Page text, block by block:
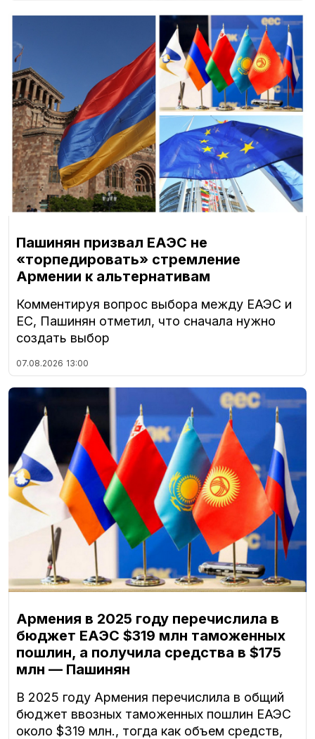
Пашинян призвал ЕАЭС не
«торпедировать» стремление
Армении к альтернативам
Комментируя вопрос выбора между ЕАЭС и
ЕС, Пашинян отметил, что сначала нужно
создать выбор
07.08.2026 13:00
Армения в 2025 году перечислила в
бюджет ЕАЭС $319 млн таможенных
пошлин, а получила средства в $175
млн — Пашинян
В 2025 году Армения перечислила в общий
бюджет ввозных таможенных пошлин ЕАЭС
около $319 млн., тогда как объем средств,